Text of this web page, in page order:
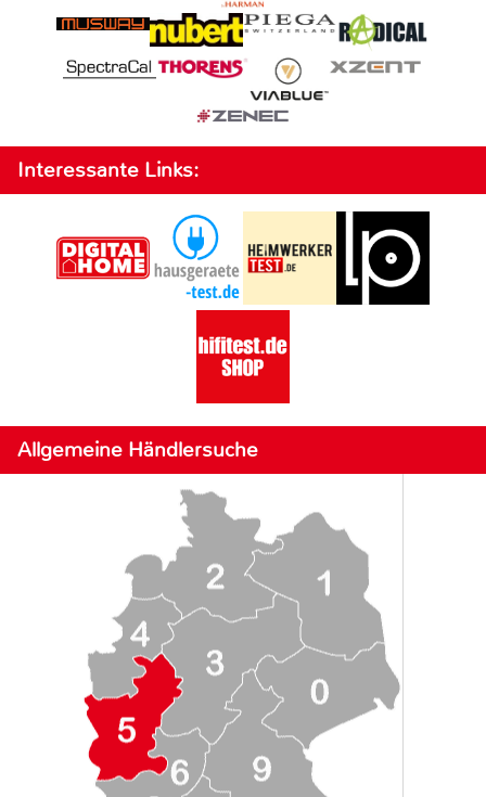
Interessante Links:
Allgemeine Händlersuche